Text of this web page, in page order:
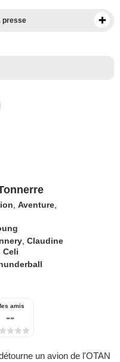
presse
,Aventure
,Claudine
Celi
amis
--
un avion de l'OTAN